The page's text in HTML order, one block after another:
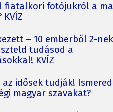
fiatalkori fotójukról a
– 10 emberből 2-
tudásod a
KVÍZ
az idősek tudják!
magyar szavakat?